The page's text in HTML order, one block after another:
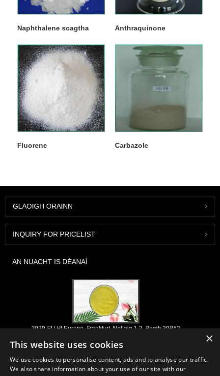
Naphthalene scagtha Anthraquinone
Fluorene Carbazole
GLAOIGH ORAINN
INQUIRY FOR PRICELIST
AN NUACHT IS DÉANAÍ
2020-FI / HI Europe, Frankfurt, Nollaig 1-3, Booth 30B52
2021/03/30
Déanaimid na comhábhair agus na táirgí riachtanacha a fhorbairt, a
mhargú agus a dháileadh do thionscail nutraceuticals, forlíonta agus
tionscail feidhmiúla bia & dí ó na saoráidí monaraíochta príomhúla atá
×
This website uses cookies
We use cookies to personalise content, ads and to analyse our traffic.
We also share information about your use of our site with our